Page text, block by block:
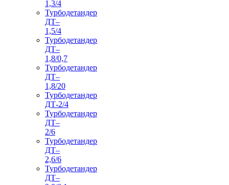
1,3/4
Турбодетандер
ДТ–
1,5/4
Турбодетандер
ДТ–
1,8/0,7
Турбодетандер
ДТ–
1,8/20
Турбодетандер
ДТ-2/4
Турбодетандер
ДТ–
2/6
Турбодетандер
ДТ–
2,6/6
Турбодетандер
ДТ–